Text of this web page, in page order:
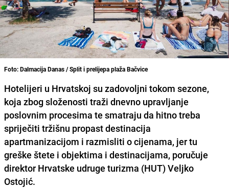
Foto: Dalmacija Danas / Split i prelijepa plaža Bačvice
Hotelijeri u Hrvatskoj su zadovoljni tokom sezone,
koja zbog složenosti traži dnevno upravljanje
poslovnim procesima te smatraju da hitno treba
spriječiti tržišnu propast destinacija
apartmanizacijom i razmisliti o cijenama, jer tu
greške štete i objektima i destinacijama, poručuje
direktor Hrvatske udruge turizma (HUT) Veljko
Ostojić.